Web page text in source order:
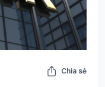
Chia sẻ